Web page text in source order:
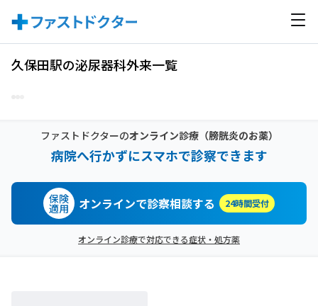
久保田駅の泌尿器科外来一覧
ファストドクターのオンライン診療（膀胱炎のお薬）
病院へ行かずにスマホで診察できます
保険
適用 オンラインで診察相談する 24時間受付
オンライン診療で対応できる症状・処方薬